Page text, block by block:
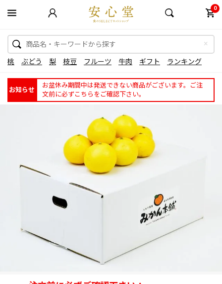
0
桃 ぶどう 梨 枝豆 フルーツ 牛肉 ギフト ランキング
お知らせ
お盆休み期間中は発送できない商品がございます。ご注
文前に必ずこちらをご確認下さい。